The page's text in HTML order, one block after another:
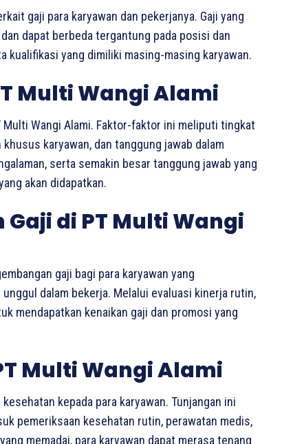
gaji para karyawan dan pekerjanya. Gaji yang
dapat berbeda tergantung pada posisi dan
kualifikasi yang dimiliki masing-masing karyawan.
Multi Wangi Alami
Wangi Alami. Faktor-faktor ini meliputi tingkat
karyawan, dan tanggung jawab dalam
serta semakin besar tanggung jawab yang
akan didapatkan.
di PT Multi Wangi
gaji bagi para karyawan yang
dalam bekerja. Melalui evaluasi kinerja rutin,
mendapatkan kenaikan gaji dan promosi yang
Multi Wangi Alami
kepada para karyawan. Tunjangan ini
pemeriksaan kesehatan rutin, perawatan medis,
memadai, para karyawan dapat merasa tenang